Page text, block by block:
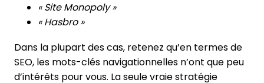
« Site Monopoly »
« Hasbro »
Dans la plupart des cas, retenez qu’en termes de
SEO, les mots-clés navigationnelles n’ont que peu
d’intérêts pour vous. La seule vraie stratégie